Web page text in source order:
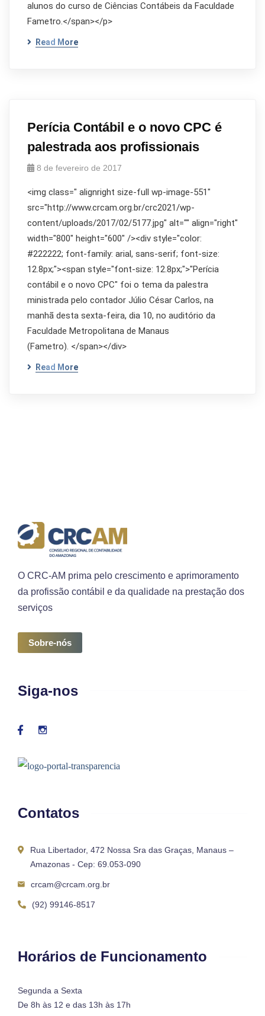
alunos do curso de Ciências Contábeis da Faculdade
Fametro.</span></p>
Read More
Perícia Contábil e o novo CPC é
palestrada aos profissionais
8 de fevereiro de 2017
<img class=" alignright size-full wp-image-551"
src="http://www.crcam.org.br/crc2021/wp-
content/uploads/2017/02/5177.jpg" alt="" align="right"
width="800" height="600" /><div style="color:
#222222; font-family: arial, sans-serif; font-size:
12.8px;"><span style="font-size: 12.8px;">"Perícia
contábil e o novo CPC" foi o tema da palestra
ministrada pelo contador Júlio César Carlos, na
manhã desta sexta-feira, dia 10, no auditório da
Faculdade Metropolitana de Manaus
(Fametro). </span></div>
Read More
O CRC-AM prima pelo crescimento e aprimoramento
da profissão contábil e da qualidade na prestação dos
serviços
Sobre-nós
Siga-nos
Contatos
Rua Libertador, 472 Nossa Sra das Graças, Manaus –
Amazonas - Cep: 69.053-090
crcam@crcam.org.br
(92) 99146-8517
Horários de Funcionamento
Segunda a Sexta
De 8h às 12 e das 13h às 17h